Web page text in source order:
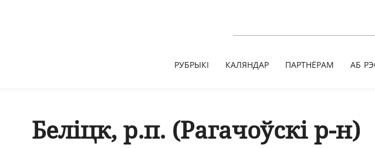
РУБРЫКІ КАЛЯНДАР ПАРТНЁРАМ АБ
Беліцк, р.п. (Рагачоўскі р-н)